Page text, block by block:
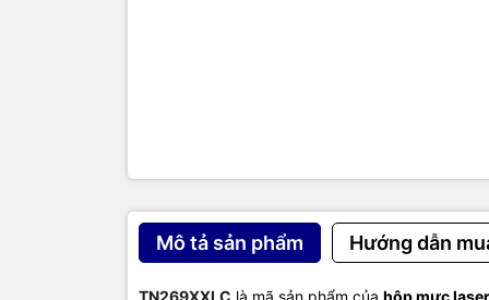
Mô tả sản phẩm Hướng dẫn
TN269XXLC là mã sản phẩm của hộp mực
của doanh